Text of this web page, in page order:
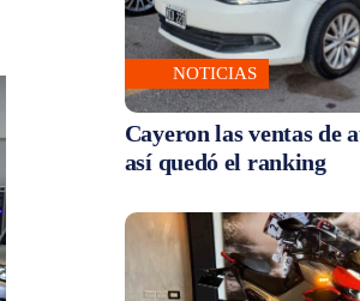
NOTICIAS
Cayeron las ventas de
así quedó el ranking